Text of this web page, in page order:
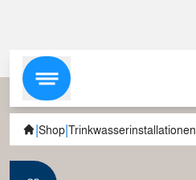
|Shop|Trinkwasserinstallationen